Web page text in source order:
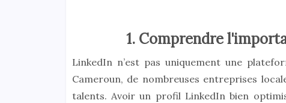
1. Comprendre
LinkedIn n’est pas uniquement une
Cameroun, de nombreuses entreprises
talents. Avoir un profil LinkedIn bien